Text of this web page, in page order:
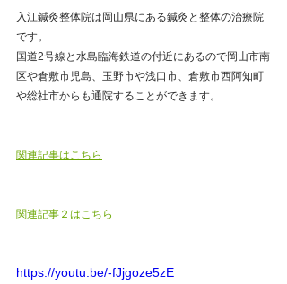
入江鍼灸整体院は岡山県にある鍼灸と整体の治療院
です。
国道2号線と水島臨海鉄道の付近にあるので岡山市南
区や倉敷市児島、玉野市や浅口市、倉敷市西阿知町
や総社市からも通院することができます。
関連記事はこちら
関連記事２はこちら
https://youtu.be/-fJjgoze5zE